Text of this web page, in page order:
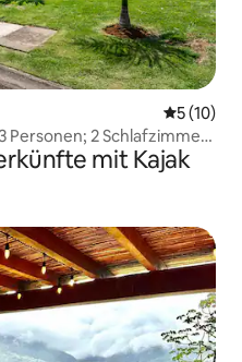
5 (10)
Personen; 2 Schlafzimmer
mit Kingsize-Bett
mit Kajak